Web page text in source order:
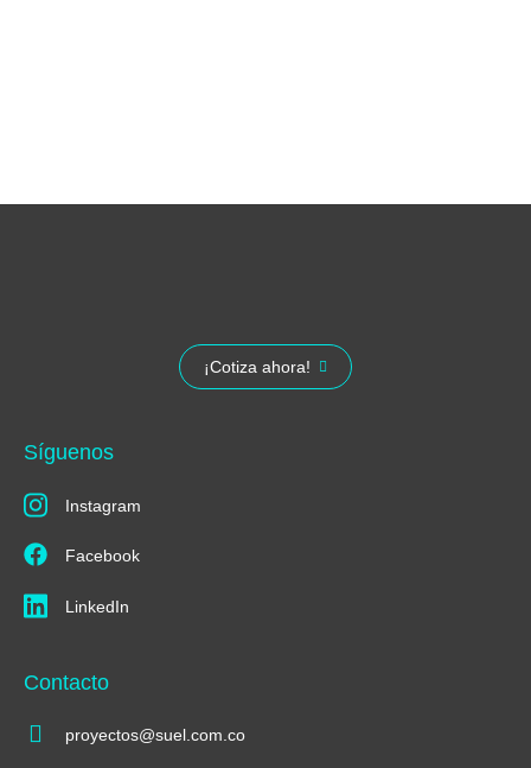
¡Cotiza ahora!
Síguenos
Instagram
Facebook
LinkedIn
Contacto
proyectos@suel.com.co​